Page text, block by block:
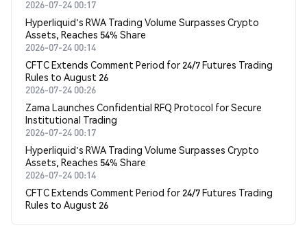
2026-07-24 00:17
Hyperliquid's RWA Trading Volume Surpasses Crypto
Assets, Reaches 54% Share
2026-07-24 00:14
CFTC Extends Comment Period for 24/7 Futures Trading
Rules to August 26
2026-07-24 00:26
Zama Launches Confidential RFQ Protocol for Secure
Institutional Trading
2026-07-24 00:17
Hyperliquid's RWA Trading Volume Surpasses Crypto
Assets, Reaches 54% Share
2026-07-24 00:14
CFTC Extends Comment Period for 24/7 Futures Trading
Rules to August 26